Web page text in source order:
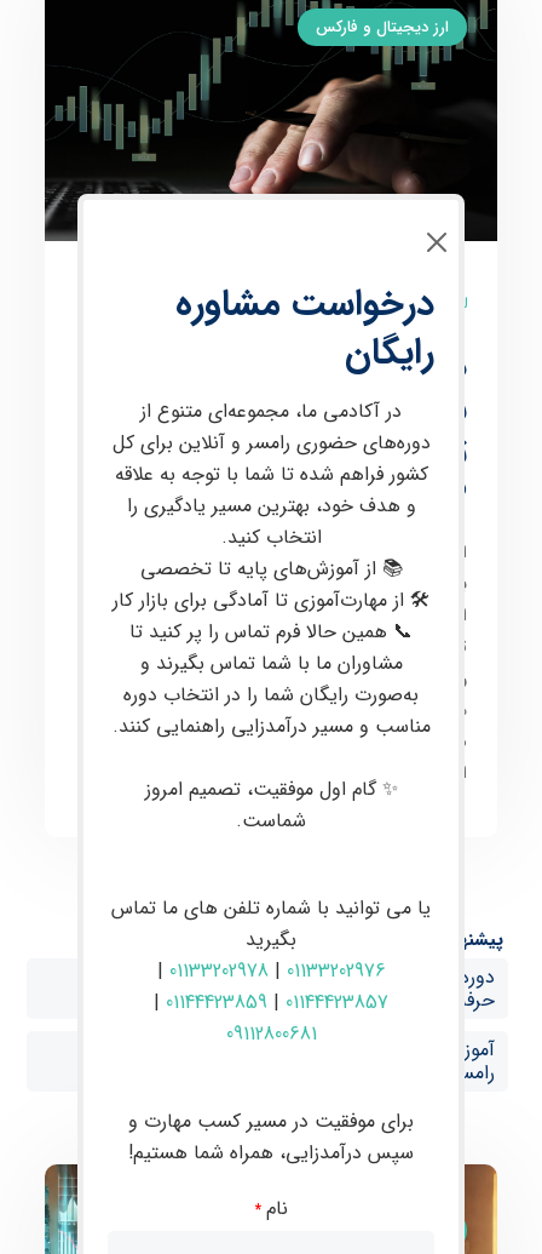
ارز دیجیتال و فارکس
10 نظر
دوره حضوری فارکس در
بابل آموزش صفر تا صد
ترید حرفه‌ای با پشتیبانی
VIP
این دوره برای علاقه‌مندان به معامله در
بین‌المللی ، از جملهفارکسوکریپتو، طراحی شده است. در
این دوره، مفاهیم پیشرفته‌ای مانندپرایس اکشن، تحلیل
تکنیکال
و تحلیل فاندامنتال، مدیریت سرمایهو
روانشناسی معاملاتبه‌صورت کاربردی آموزش داده
می‌شود. هدف اصلی این دوره آموزشی، ارتقای مهارت
معامله‌گرانبه سطح حرفه‌ای و توانمندسازی آن‌ها برای
انجام
معاملات موفق
پیشنهاد ها:
دوره حضوری فارکس در بابل آموزش صفر تا صد ترید
حرفه‌ای با پشتیبانی VIP در رامسر
آموزش فارکس از صفر تا صد با پشتیبانی تخصصی در
رامسر
درخواست مشاوره
رایگان
در آکادمی ما، مجموعه‌ای متنوع از
دوره‌های حضوری رامسر و آنلاین برای کل
کشور فراهم شده تا شما با توجه به علاقه
و هدف خود، بهترین مسیر یادگیری را
انتخاب کنید.
📚 از آموزش‌های پایه تا تخصصی
🛠 از مهارت‌آموزی تا آمادگی برای بازار کار
📞 همین حالا فرم تماس را پر کنید تا
مشاوران ما با شما تماس بگیرند و
به‌صورت رایگان شما را در انتخاب دوره
مناسب و مسیر درآمدزایی راهنمایی کنند.
✨ گام اول موفقیت، تصمیم امروز
شماست.
یا می توانید با شماره تلفن های ما تماس
بگیرید
01133202976
|
01133202978
|
01144423857
|
01144423859
|
09112800681
برای موفقیت در مسیر کسب مهارت و
سپس درآمدزایی، همراه شما هستیم!
نام *